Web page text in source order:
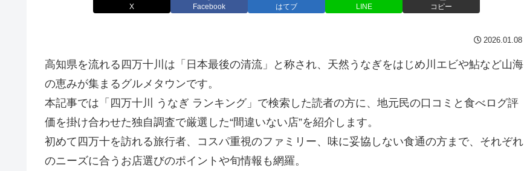
X Facebook はてブ LINE コピー
2026.01.08
高知県を流れる四万十川は「日本最後の清流」と称され、天然うなぎをはじめ川エビや鮎など山海
の恵みが集まるグルメタウンです。
本記事では「四万十川 うなぎ ランキング」で検索した読者の方に、地元民の口コミと食べログ評
価を掛け合わせた独自調査で厳選した“間違いない店”を紹介します。
初めて四万十を訪れる旅行者、コスパ重視のファミリー、味に妥協しない食通の方まで、それぞれ
のニーズに合うお店選びのポイントや旬情報も網羅。